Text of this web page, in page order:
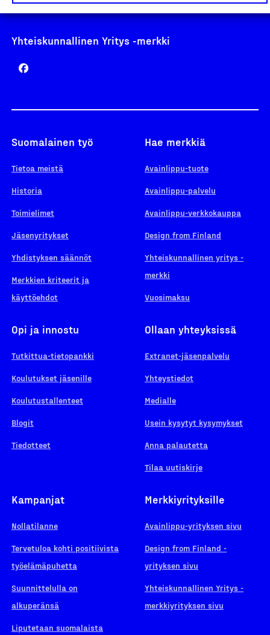
Yhteiskunnallinen Yritys -merkki
Suomalainen työ
Tietoa meistä
Historia
Toimielimet
Jäsenyritykset
Yhdistyksen säännöt
Merkkien kriteerit ja
käyttöehdot
Hae merkkiä
Avainlippu-tuote
Avainlippu-palvelu
Avainlippu-verkkokauppa
Design from Finland
Yhteiskunnallinen yritys -
merkki
Vuosimaksu
Opi ja innostu
Tutkittua-tietopankki
Koulutukset jäsenille
Koulutustallenteet
Blogit
Tiedotteet
Ollaan yhteyksissä
Extranet-jäsenpalvelu
Yhteystiedot
Medialle
Usein kysytyt kysymykset
Anna palautetta
Tilaa uutiskirje
Kampanjat
Nollatilanne
Tervetuloa kohti positiivista
työelämäpuhetta
Suunnittelulla on
alkuperänsä
Liputetaan suomalaista
Merkkiyrityksille
Avainlippu-yrityksen sivu
Design from Finland -
yrityksen sivu
Yhteiskunnallinen Yritys -
merkkiyrityksen sivu